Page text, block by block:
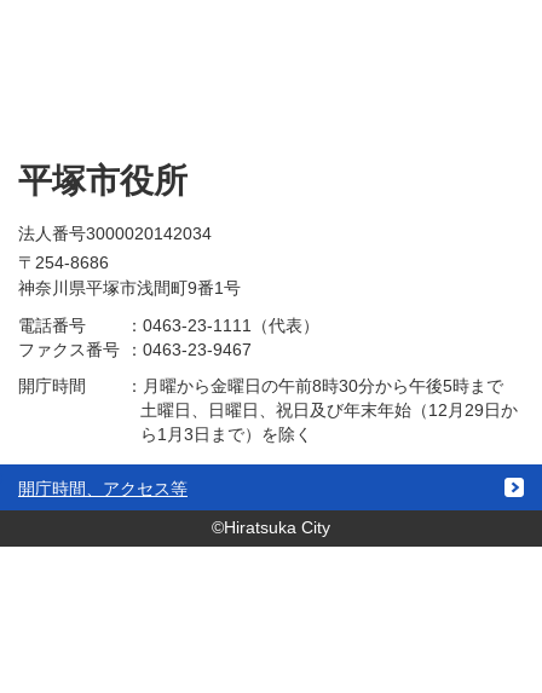
平塚市役所
法人番号3000020142034
〒254-8686
神奈川県平塚市浅間町9番1号
電話番号
：0463-23-1111（代表）
ファクス番号
：0463-23-9467
開庁時間
： 月曜から金曜日の午前8時30分から午後5時まで
土曜日、日曜日、祝日及び年末年始（12月29日か
ら1月3日まで）を除く
開庁時間、アクセス等
©Hiratsuka City